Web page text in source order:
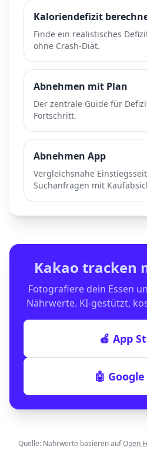
Kaloriendefizit
Finde ein realistisches
ohne Crash-Diät.
Abnehmen mit Plan
Der zentrale Guide für
Fortschritt.
Abnehmen App
Vergleichsnahe
Suchanfragen mit
Kakao tracken
Fotografiere dein Essen
Nährwerte. KI-gestützt,
🍎 App
🤖
Quelle: Nährwerte basieren auf Open